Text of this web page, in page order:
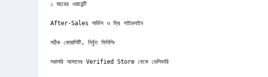
১ বছরের ওয়ারেন্টি
After-Sales সার্ভিস ও ফ্রি গাইডলাইন
সঠিক কোয়ালিটি, নিখুঁত ফিনিশিং
সরাসরি আমাদের Verified Store থেকে ডেলিভারি